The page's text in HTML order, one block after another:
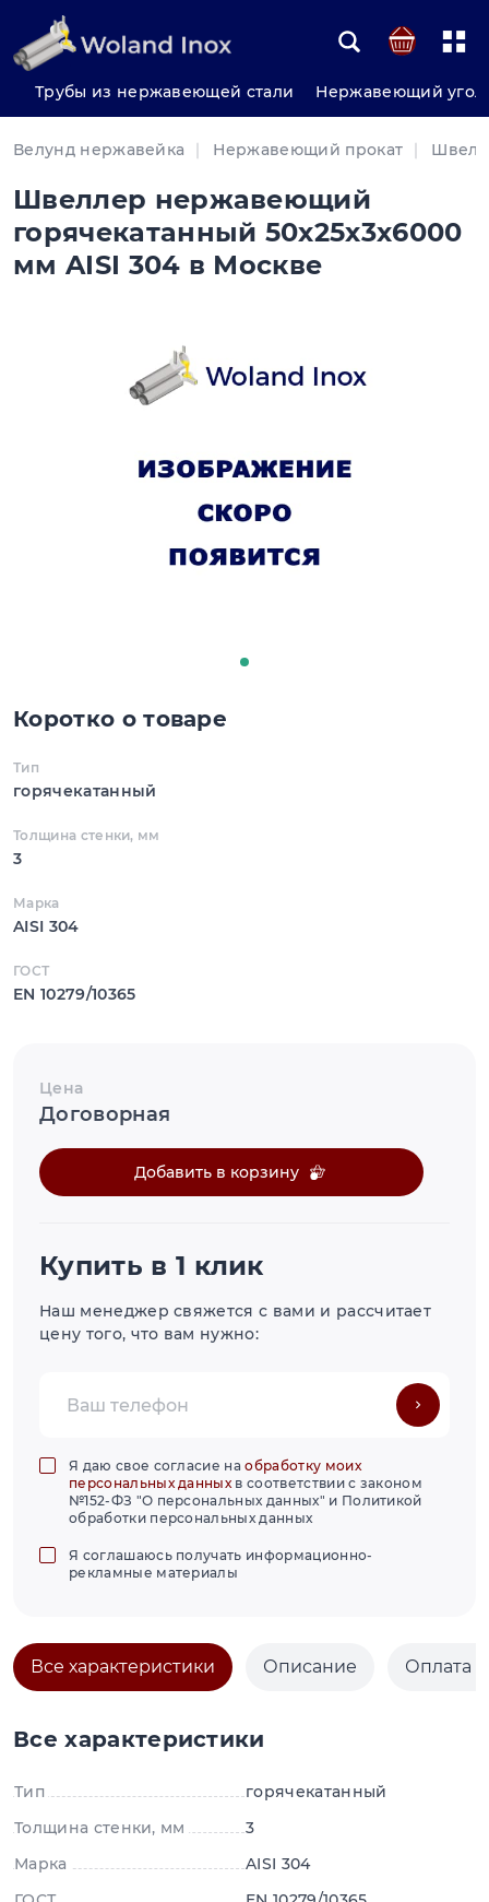
Трубы из нержавеющей стали Нержавеющий
Велунд нержавейка Нержавеющий прокат
Швеллер нержавеющий
горячекатанный 50х25х3х6000
мм AISI 304 в Москве
Коротко о товаре
Тип
горячекатанный
Толщина стенки, мм
3
Марка
AISI 304
ГОСТ
EN 10279/10365
Цена
Договорная
Добавить в корзину
Купить в 1 клик
Наш менеджер свяжется с вами и рассчитает
цену того, что вам нужно:
Я даю свое согласие наобработку моих
персональных данныхв соответствии с законом
№152-ФЗ "О персональных данных" и Политикой
обработки персональных данных
Я соглашаюсь получать информационно-
рекламные материалы
Все характеристики Описание Оплата
Все характеристики
Тип
горячекатанный
Толщина стенки, мм
3
Марка
AISI 304